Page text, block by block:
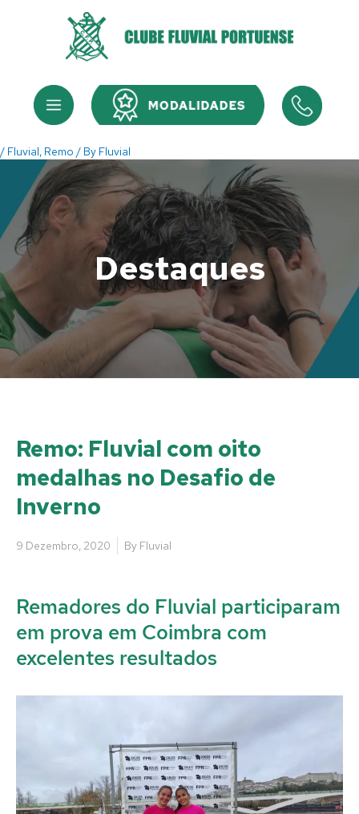
Menu Menu
/ Fluvial, Remo / By Fluvial
Destaques
Remo: Fluvial com oito
medalhas no Desafio de
Inverno
9 Dezembro, 2020 By Fluvial
Remadores do Fluvial participaram
em prova em Coimbra com
excelentes resultados